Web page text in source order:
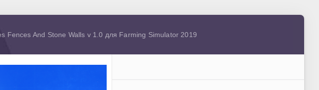
Fences And Stone Walls v 1.0 для Farming Simulator 2019